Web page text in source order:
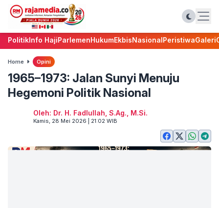
PolitikInfo HajiParlemenHukumEkbisNasionalPeristiwaGaleri
Home Opini
1965–1973: Jalan Sunyi Menuju
Hegemoni Politik Nasional
Oleh: Dr. H. Fadlullah, S.Ag., M.Si.
Kamis, 28 Mei 2026 | 21:02 WIB